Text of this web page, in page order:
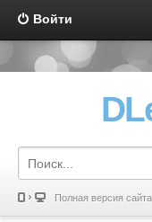
Войти
Полная версия сайта